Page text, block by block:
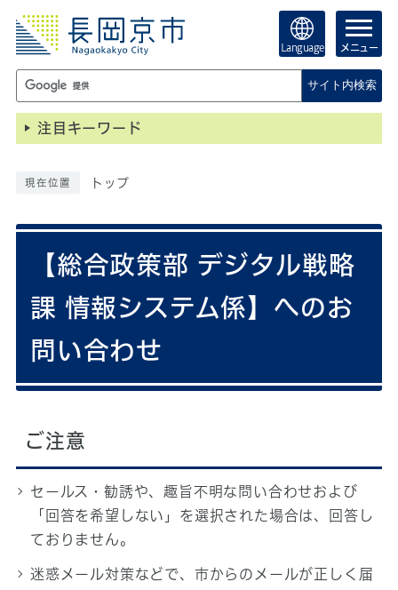
Language メニュー
サイト内検索
注目キーワード
現在位置 トップ
【総合政策部 デジタル戦略
課 情報システム係】へのお
問い合わせ
ご注意
セールス・勧誘や、趣旨不明な問い合わせおよび
「回答を希望しない」を選択された場合は、回答し
ておりません。
迷惑メール対策などで、市からのメールが正しく届